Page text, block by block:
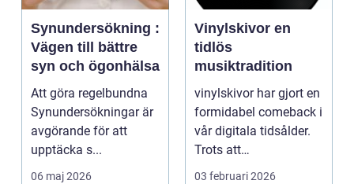
Synundersökning :
Vägen till bättre
syn och ögonhälsa
Att göra regelbundna
Synundersökningar är
avgörande för att
upptäcka s...
06 maj 2026
Vinylskivor en
tidlös
musiktradition
vinylskivor har gjort en
formidabel comeback i
vår digitala tidsålder.
Trots att
musikstreaming är m...
03 februari 2026